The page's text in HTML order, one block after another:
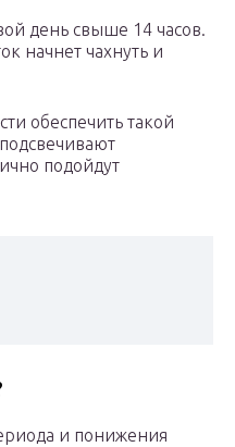
день свыше 14 часов.
начнет чахнуть и
обеспечить такой
подойдут
и понижения